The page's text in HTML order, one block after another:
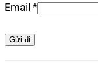
Email *